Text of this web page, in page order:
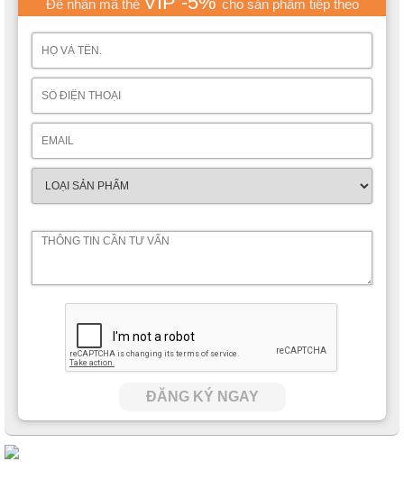
Để nhận mã thẻ cho sản phẩm tiếp theo
ĐĂNG KÝ NGAY